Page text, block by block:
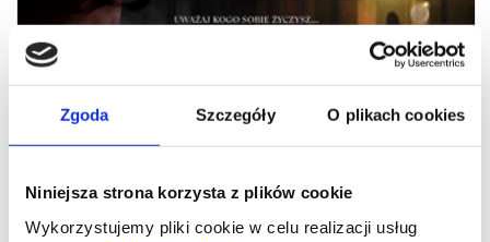
Zgoda Szczegóły O plikach cookies
Niniejsza strona korzysta z plików cookie
Wykorzystujemy pliki cookie w celu realizacji usług